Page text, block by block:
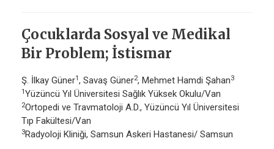
Çocuklarda Sosyal ve Medikal
Bir Problem; İstismar
Ş. İlkay Güner1, Savaş Güner2, Mehmet Hamdi Şahan3
1Yüzüncü Yıl Üniversitesi Sağlık Yüksek Okulu/Van
2Ortopedi ve Travmatoloji A.D., Yüzüncü Yıl Üniversitesi
Tıp Fakültesi/Van
3Radyoloji Kliniği, Samsun Askeri Hastanesi/ Samsun